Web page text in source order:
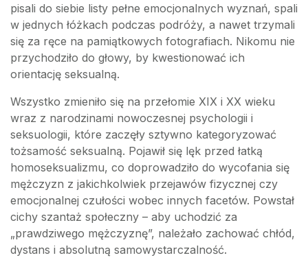
pisali do siebie listy pełne emocjonalnych wyznań, spali
w jednych łóżkach podczas podróży, a nawet trzymali
się za ręce na pamiątkowych fotografiach. Nikomu nie
przychodziło do głowy, by kwestionować ich
orientację seksualną.
Wszystko zmieniło się na przełomie XIX i XX wieku
wraz z narodzinami nowoczesnej psychologii i
seksuologii, które zaczęły sztywno kategoryzować
tożsamość seksualną. Pojawił się lęk przed łatką
homoseksualizmu, co doprowadziło do wycofania się
mężczyzn z jakichkolwiek przejawów fizycznej czy
emocjonalnej czułości wobec innych facetów. Powstał
cichy szantaż społeczny – aby uchodzić za
„prawdziwego mężczyznę”, należało zachować chłód,
dystans i absolutną samowystarczalność.